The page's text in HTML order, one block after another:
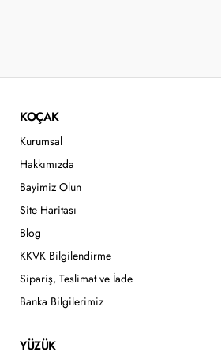
KOÇAK
Kurumsal
Hakkımızda
Bayimiz Olun
Site Haritası
Blog
KKVK Bilgilendirme
Sipariş, Teslimat ve İade
Banka Bilgilerimiz
YÜZÜK